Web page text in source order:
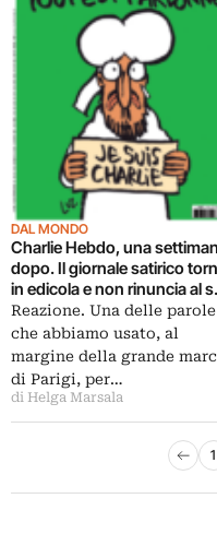
DAL MONDO
Charlie Hebdo, una
dopo. Il giornale satirico
in edicola e non rinuncia al
taglio corrosivo. Ancora
Maometto in copertina
Reazione. Una delle parole
che abbiamo usato, al
margine della grande
di Parigi, per…
di Helga Marsala
Paginazione degli
Pagina 1